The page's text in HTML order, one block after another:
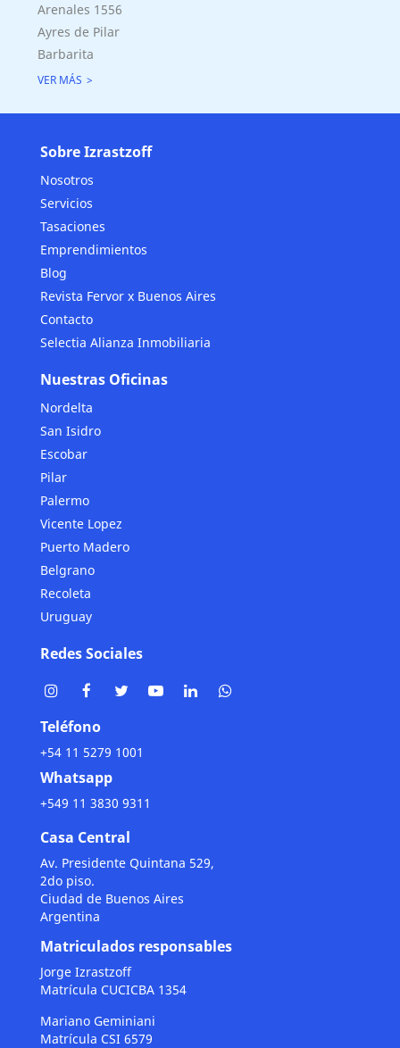
Arenales 1556
Ayres de Pilar
Barbarita
VER MÁS
Sobre Izrastzoff
Nosotros
Servicios
Tasaciones
Emprendimientos
Blog
Revista Fervor x Buenos Aires
Contacto
Selectia Alianza Inmobiliaria
Nuestras Oficinas
Nordelta
San Isidro
Escobar
Pilar
Palermo
Vicente Lopez
Puerto Madero
Belgrano
Recoleta
Uruguay
Redes Sociales
Teléfono
+54 11 5279 1001
Whatsapp
+549 11 3830 9311
Casa Central
Av. Presidente Quintana 529,
2do piso.
Ciudad de Buenos Aires
Argentina
Matriculados responsables
Jorge Izrastzoff
Matrícula CUCICBA 1354
Mariano Geminiani
Matrícula CSI 6579